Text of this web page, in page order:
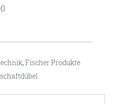
,Fischer Produkte